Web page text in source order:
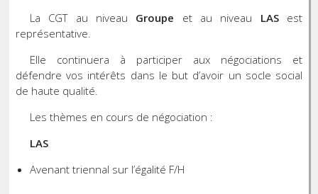
La CGT au niveau Groupe et au niveau LASest
représentative.
Elle continuera à participer aux négociations et
défendre vos intérêts dans le but d’avoir un socle social
de haute qualité.
Les thèmes en cours de négociation :
LAS
Avenant triennal sur l’égalité F/H